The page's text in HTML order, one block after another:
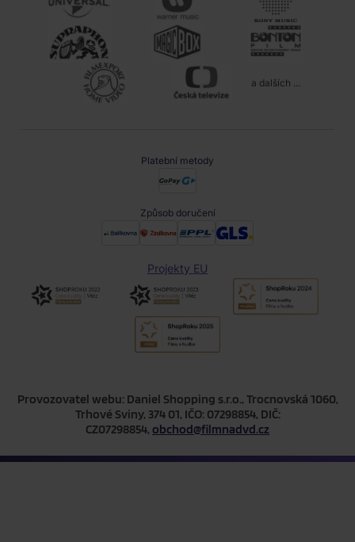
a dalších ...
Platební metody
Způsob doručení
Projekty EU
Provozovatel webu: Daniel Shopping s.r.o., Trocnovská 1060,
Trhové Sviny, 374 01, IČO: 07298854, DIČ:
CZ07298854, obchod@filmnadvd.cz